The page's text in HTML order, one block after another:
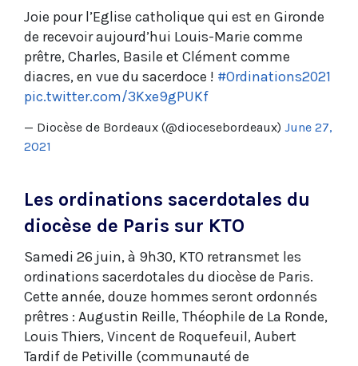
Joie pour l’Eglise catholique qui est en Gironde
de recevoir aujourd’hui Louis-Marie comme
prêtre, Charles, Basile et Clément comme
diacres, en vue du sacerdoce ! #Ordinations2021
pic.twitter.com/3Kxe9gPUKf
— Diocèse de Bordeaux (@diocesebordeaux) June 27,
2021
Les ordinations sacerdotales du
diocèse de Paris sur KTO
Samedi 26 juin, à 9h30, KTO retransmet les
ordinations sacerdotales du diocèse de Paris.
Cette année, douze hommes seront ordonnés
prêtres : Augustin Reille, Théophile de La Ronde,
Louis Thiers, Vincent de Roquefeuil, Aubert
Tardif de Petiville (communauté de